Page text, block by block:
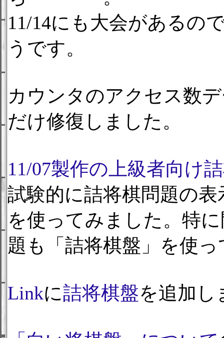
11/14にも大会があるの
うです。
カウンタのアクセス数
だけ修復しました。
11/07製作の上級者向け
試験的に詰将棋問題の表
を使ってみました。特
題も「詰将棋盤」を使
Linkに詰将棋盤を追加し